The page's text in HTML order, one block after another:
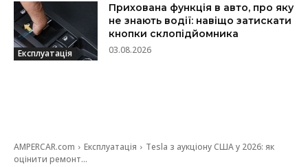
Експлуатація
Прихована функція в авто, про яку
не знають водії: навіщо затискати
кнопки склопідйомника
03.08.2026